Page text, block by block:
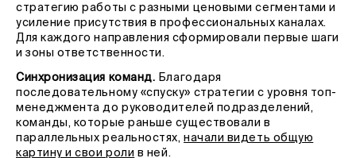
стратегию работы с разными ценовыми сегментами и
усиление присутствия в профессиональных каналах.
Для каждого направления сформировали первые шаги
и зоны ответственности.
Синхронизация команд. Благодаря
последовательному «спуску» стратегии с уровня топ-
менеджмента до руководителей подразделений,
команды, которые раньше существовали в
параллельных реальностях,начали видеть общую
картину и свои роли в ней.